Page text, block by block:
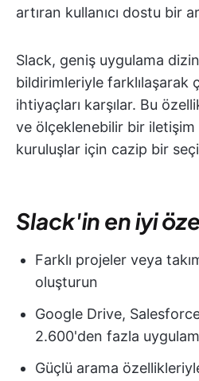
artıran kullanıcı dostu bir
Slack, geniş uygulama
bildirimleriyle farklılaşarak
ihtiyaçları karşılar. Bu
ve ölçeklenebilir bir
kuruluşlar için cazip bir
Slack'in en iyi
Farklı projeler veya
oluşturun
Google Drive,
2.600'den fazla
Güçlü arama